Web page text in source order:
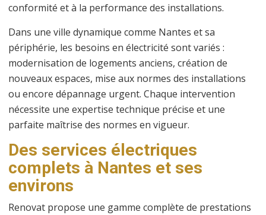
conformité et à la performance des installations.
Dans une ville dynamique comme Nantes et sa
périphérie, les besoins en électricité sont variés :
modernisation de logements anciens, création de
nouveaux espaces, mise aux normes des installations
ou encore dépannage urgent. Chaque intervention
nécessite une expertise technique précise et une
parfaite maîtrise des normes en vigueur.
Des services électriques
complets à Nantes et ses
environs
Renovat propose une gamme complète de prestations